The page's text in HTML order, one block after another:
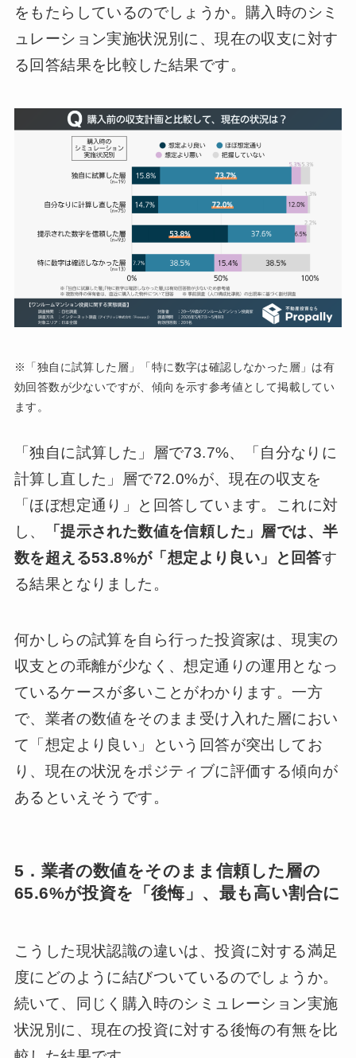
をもたらしているのでしょうか。購入時のシミ
ュレーション実施状況別に、現在の収支に対す
る回答結果を比較した結果です。
※「独自に試算した層」「特に数字は確認しなかった層」は有
効回答数が少ないですが、傾向を示す参考値として掲載してい
ます。
「独自に試算した」層で73.7%、「自分なりに
計算し直した」層で72.0%が、現在の収支を
「ほぼ想定通り」と回答しています。これに対
し、
「提示された数値を信頼した」層では、半
数を超える53.8%が「想定より良い」と回答す
る結果となりました。
何かしらの試算を自ら行った投資家は、現実の
収支との乖離が少なく、想定通りの運用となっ
ているケースが多いことがわかります。一方
で、業者の数値をそのまま受け入れた層におい
て「想定より良い」という回答が突出してお
り、現在の状況をポジティブに評価する傾向が
あるといえそうです。
5．業者の数値をそのまま信頼した層の
65.6%が投資を「後悔」、最も高い割合に
こうした現状認識の違いは、投資に対する満足
度にどのように結びついているのでしょうか。
続いて、同じく購入時のシミュレーション実施
状況別に、現在の投資に対する後悔の有無を比